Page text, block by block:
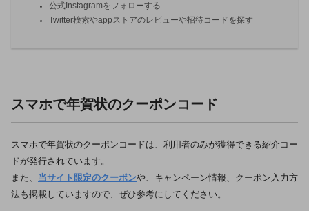
公式Instagramをフォローする
Twitter検索やappストアのレビューや招待コードを探す
スマホで年賀状のクーポンコード
スマホで年賀状のクーポンコードは、利用者のみが獲得できる紹介コー
ドが発行されています。
また、 当サイト限定のクーポンや、キャンペーン情報、クーポン入力方
法も掲載していますので、ぜひ参考にしてください。